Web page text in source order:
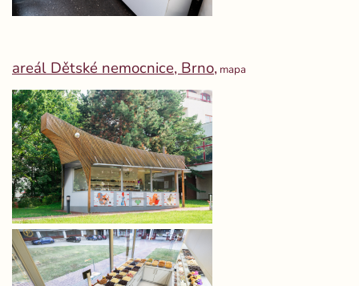
areál Dětské nemocnice, Brno, mapa